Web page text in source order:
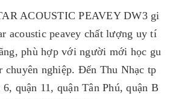
ACOUSTIC PEAVEY DW3 gi
acoustic peavey chất lượng uy tí
phù hợp với người mới học gu
chuyên nghiệp. Đến Thu Nhạc tp
quận 11, quận Tân Phú, quận B